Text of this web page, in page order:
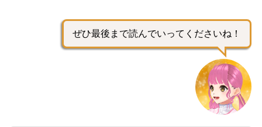
ぜひ最後まで読んでいってくださいね！